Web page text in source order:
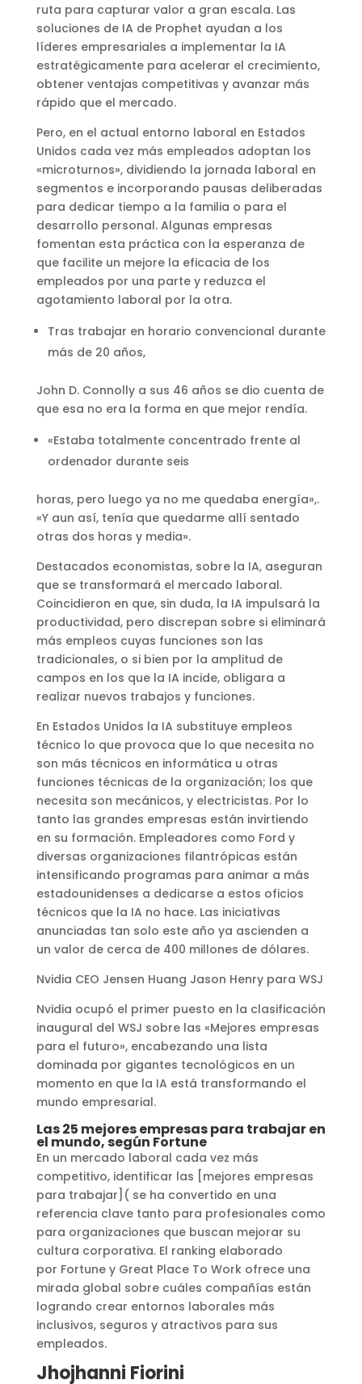
ruta para capturar valor a gran escala. Las
soluciones de IA de Prophet ayudan a los
líderes empresariales a implementar la IA
estratégicamente para acelerar el crecimiento,
obtener ventajas competitivas y avanzar más
rápido que el mercado.
Pero, en el actual entorno laboral en Estados
Unidos cada vez más empleados adoptan los
«microturnos», dividiendo la jornada laboral en
segmentos e incorporando pausas deliberadas
para dedicar tiempo a la familia o para el
desarrollo personal. Algunas empresas
fomentan esta práctica con la esperanza de
que facilite un mejore la eficacia de los
empleados por una parte y reduzca el
agotamiento laboral por la otra.
Tras trabajar en horario convencional durante
más de 20 años,
John D. Connolly a sus 46 años se dio cuenta de
que esa no era la forma en que mejor rendía.
«Estaba totalmente concentrado frente al
ordenador durante seis
horas, pero luego ya no me quedaba energía»,.
«Y aun así, tenía que quedarme allí sentado
otras dos horas y media».
Destacados economistas, sobre la IA, aseguran
que se transformará el mercado laboral.
Coincidieron en que, sin duda, la IA impulsará la
productividad, pero discrepan sobre si eliminará
más empleos cuyas funciones son las
tradicionales, o si bien por la amplitud de
campos en los que la IA incide, obligara a
realizar nuevos trabajos y funciones.
En Estados Unidos la IA substituye empleos
técnico lo que provoca que lo que necesita no
son más técnicos en informática u otras
funciones técnicas de la organización; los que
necesita son mecánicos, y electricistas. Por lo
tanto las grandes empresas están invirtiendo
en su formación. Empleadores como Ford y
diversas organizaciones filantrópicas están
intensificando programas para animar a más
estadounidenses a dedicarse a estos oficios
técnicos que la IA no hace. Las iniciativas
anunciadas tan solo este año ya ascienden a
un valor de cerca de 400 millones de dólares.
Nvidia CEO Jensen Huang Jason Henry para WSJ
Nvidia ocupó el primer puesto en la clasificación
inaugural del WSJ sobre las «Mejores empresas
para el futuro», encabezando una lista
dominada por gigantes tecnológicos en un
momento en que la IA está transformando el
mundo empresarial.
Las 25 mejores empresas para trabajar en
el mundo, según Fortune
En un mercado laboral cada vez más
competitivo, identificar las [mejores empresas
para trabajar]( se ha convertido en una
referencia clave tanto para profesionales como
para organizaciones que buscan mejorar su
cultura corporativa. El ranking elaborado
por Fortune y Great Place To Work ofrece una
mirada global sobre cuáles compañías están
logrando crear entornos laborales más
inclusivos, seguros y atractivos para sus
empleados.
Jhojhanni Fiorini